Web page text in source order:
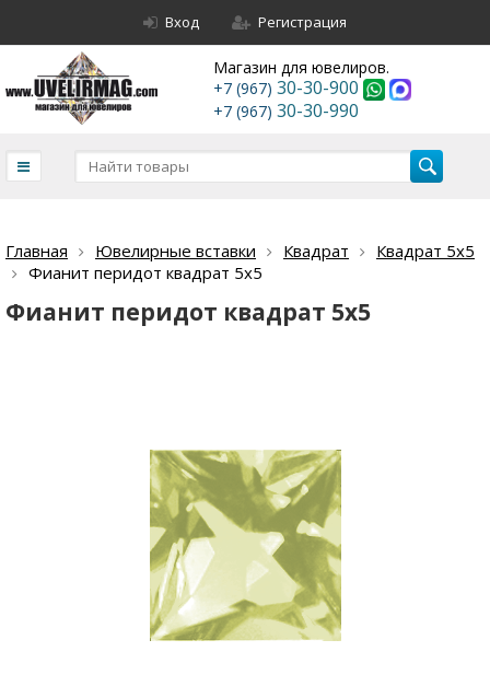
Вход Регистрация
Магазин для ювелиров.
+7 (967) 30-30-900
+7 (967) 30-30-990
Главная Ювелирные вставки Квадрат
Квадрат 5х5
Фианит перидот квадрат 5х5
Фианит перидот квадрат 5х5